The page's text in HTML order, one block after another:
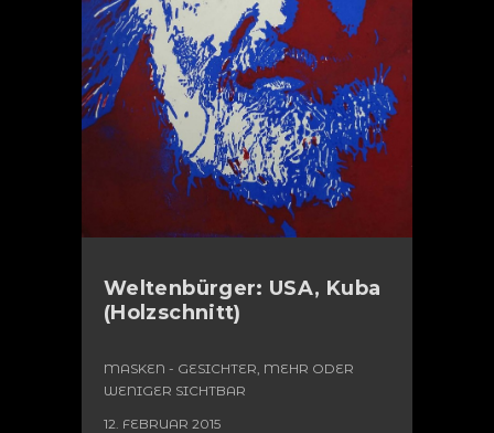
Weltenbürger: USA, Kuba
(Holzschnitt)
MASKEN - GESICHTER, MEHR ODER
WENIGER SICHTBAR
12. FEBRUAR 2015